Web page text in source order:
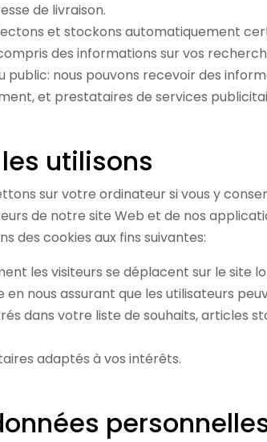
de livraison.
et stockons automatiquement
des informations sur vos
nous pouvons recevoir des
et prestataires de services
utilisons
sur votre ordinateur si vous y
de notre site Web et de nos
des cookies aux fins suivantes:
les visiteurs se déplacent sur le site
nous assurant que les utilisateurs
dans votre liste de souhaits, articles
adaptés à vos intérêts.